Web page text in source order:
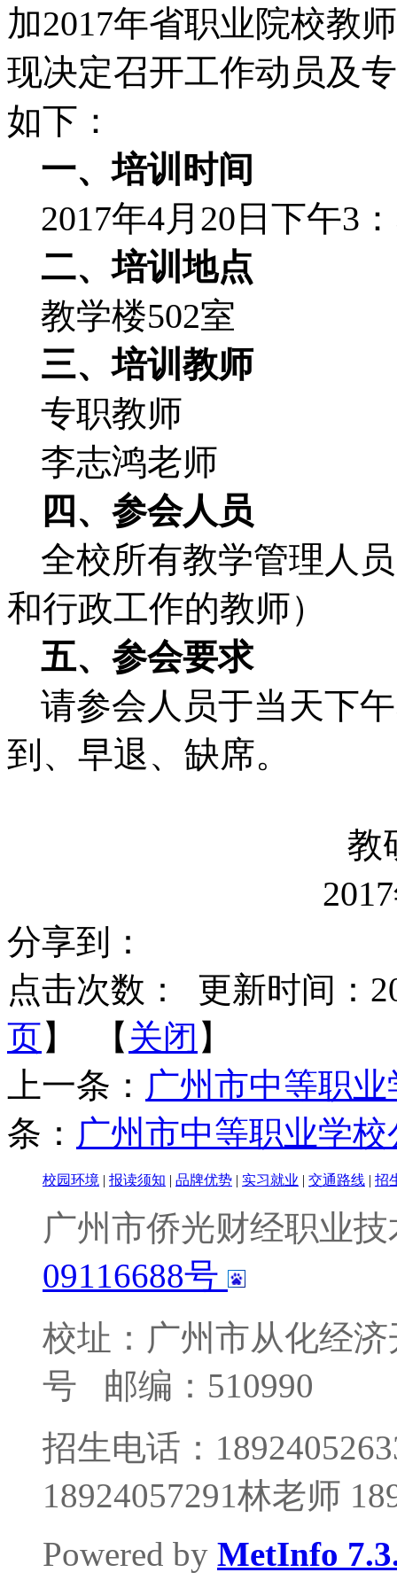
加2017年省职业院校教
现决定召开工作动员及
如下：
一、培训时间
2017年4月 20 日下午3 ：
二、培训地点
教学楼502室
三、培训教师
专职教师
李志鸿老师
四、参会人员
全校所有教学管理人
和行政工作的教师）
五、参会要求
请参会人员于当天下午
到、早退、缺席。
教
2017
分享到：
点击次数：
更新时间：
页】 【 关闭 】
上一条： 广州市中等职
条： 广州市中等职业学
校园环境 报读须知 品牌优势 实习就业 交通路线 招
广州市侨光财经职业
09116688号
校址：广州市从化经
号
邮编：510990
招生电话：
18924057291林老师
Powered by MetInfo